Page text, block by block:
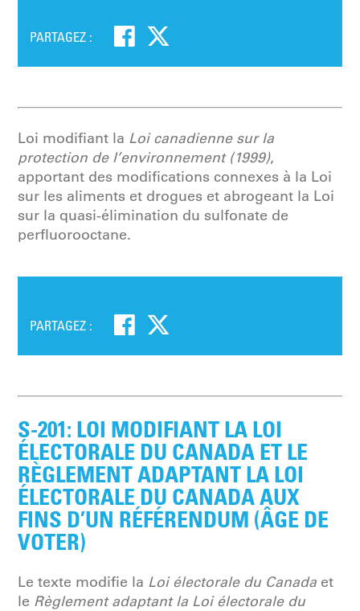
PARTAGEZ :
Loi modifiant la Loi canadienne sur la
protection de l’environnement (1999),
apportant des modifications connexes à la Loi
sur les aliments et drogues et abrogeant la Loi
sur la quasi-élimination du sulfonate de
perfluorooctane.
PARTAGEZ :
S-201: LOI MODIFIANT LA LOI
ÉLECTORALE DU CANADA ET LE
RÈGLEMENT ADAPTANT LA LOI
ÉLECTORALE DU CANADA AUX
FINS D’UN RÉFÉRENDUM (ÂGE DE
VOTER)
Le texte modifie la Loi électorale du Canada et
le Règlement adaptant la Loi électorale du